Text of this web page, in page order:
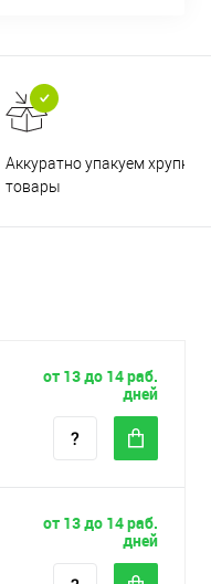
Аккуратно упакуем хрупкие
товары
от 13 до 14 раб.
дней
от 13 до 14 раб.
дней